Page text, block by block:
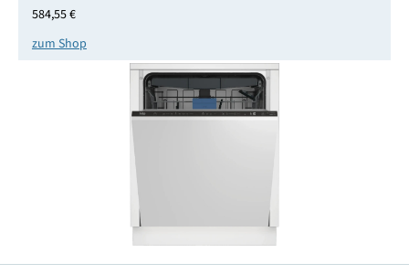
584,55 €
zum Shop